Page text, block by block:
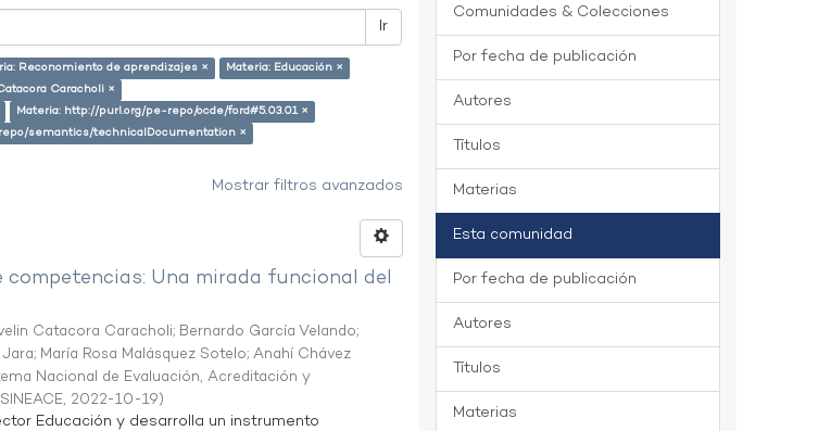
Ir
Reconomiento de aprendizajes ×
Materia: Educación ×
Caracholi ×
Materia: http://purl.org/pe-repo/ocde/ford#5.03.01 ×
semantics/technicalDocumentation ×
Mostrar filtros avanzados
Una mirada funcional del
Catacora Caracholi; Bernardo García Velando;
; María Rosa Malásquez Sotelo;Anahí Chávez
Nacional de Evaluación, Acreditación y
, 2022-10-19)
Educación y desarrolla un instrumento
Comunidades & Colecciones
Por fecha de publicación
Autores
Títulos
Materias
Esta comunidad
Por fecha de publicación
Autores
Títulos
Materias